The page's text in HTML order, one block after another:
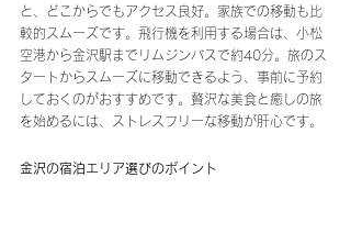
と、どこからでもアクセス良好。家族での移動も比
較的スムーズです。飛行機を利用する場合は、小松
空港から金沢駅までリムジンバスで約40分。旅のス
タートからスムーズに移動できるよう、事前に予約
しておくのがおすすめです。贅沢な美食と癒しの旅
を始めるには、ストレスフリーな移動が肝心です。
金沢の宿泊エリア選びのポイント